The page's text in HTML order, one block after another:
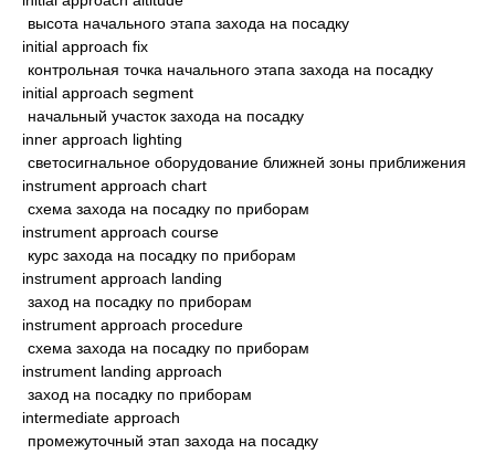
высота начального этапа захода на посадку
initial approach fix
контрольная точка начального этапа захода на посадку
initial approach segment
начальный участок захода на посадку
inner approach lighting
светосигнальное оборудование ближней зоны приближения
instrument approach chart
схема захода на посадку по приборам
instrument approach course
курс захода на посадку по приборам
instrument approach landing
заход на посадку по приборам
instrument approach procedure
схема захода на посадку по приборам
instrument landing approach
заход на посадку по приборам
intermediate approach
промежуточный этап захода на посадку